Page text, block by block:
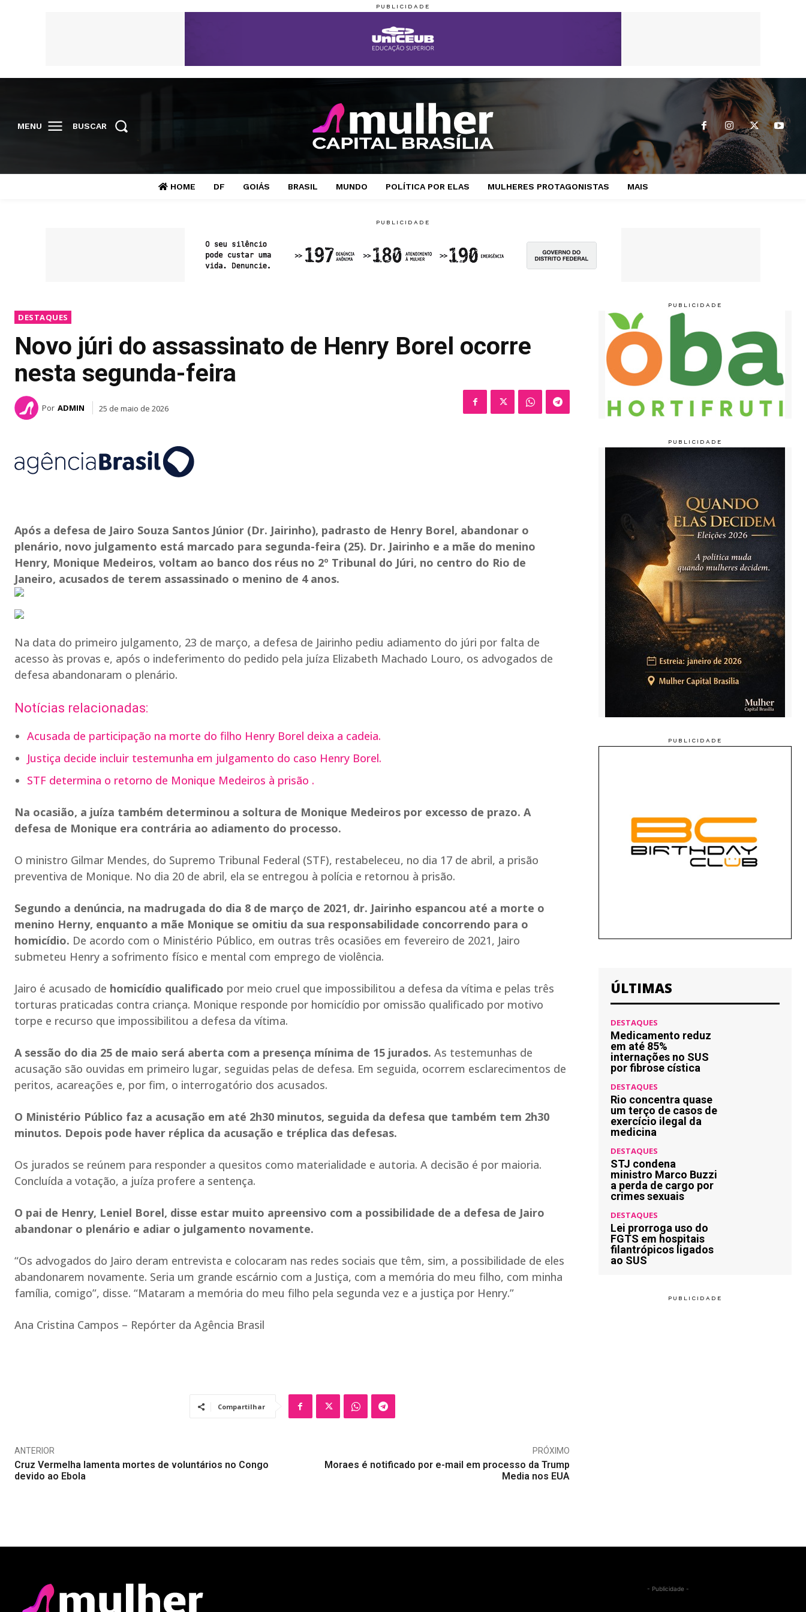
MENU BUSCAR
HOME DF GOIÁS BRASIL MUNDO POLÍTICA POR ELAS MULHERES PROTAGONISTAS MAIS
DESTAQUES
Novo júri do assassinato de Henry Borel ocorre
nesta segunda-feira
Por ADMIN 25 de maio de 2026
Após a defesa de Jairo Souza Santos Júnior (Dr. Jairinho), padrasto de Henry Borel, abandonar o
plenário, novo julgamento está marcado para segunda-feira (25). Dr. Jairinho e a mãe do menino
Henry, Monique Medeiros, voltam ao banco dos réus no 2º Tribunal do Júri, no centro do Rio de
Janeiro, acusados de terem assassinado o menino de 4 anos.
Na data do primeiro julgamento, 23 de março, a defesa de Jairinho pediu adiamento do júri por falta de
acesso às provas e, após o indeferimento do pedido pela juíza Elizabeth Machado Louro, os advogados de
defesa abandonaram o plenário.
Notícias relacionadas:
Acusada de participação na morte do filho Henry Borel deixa a cadeia.
Justiça decide incluir testemunha em julgamento do caso Henry Borel.
STF determina o retorno de Monique Medeiros à prisão .
Na ocasião, a juíza também determinou a soltura de Monique Medeiros por excesso de prazo. A
defesa de Monique era contrária ao adiamento do processo.
O ministro Gilmar Mendes, do Supremo Tribunal Federal (STF), restabeleceu, no dia 17 de abril, a prisão
preventiva de Monique. No dia 20 de abril, ela se entregou à polícia e retornou à prisão.
Segundo a denúncia, na madrugada do dia 8 de março de 2021, dr. Jairinho espancou até a morte o
menino Herny, enquanto a mãe Monique se omitiu da sua responsabilidade concorrendo para o
homicídio. De acordo com o Ministério Público, em outras três ocasiões em fevereiro de 2021, Jairo
submeteu Henry a sofrimento físico e mental com emprego de violência.
Jairo é acusado de homicídio qualificado por meio cruel que impossibilitou a defesa da vítima e pelas três
torturas praticadas contra criança. Monique responde por homicídio por omissão qualificado por motivo
torpe e recurso que impossibilitou a defesa da vítima.
A sessão do dia 25 de maio será aberta com a presença mínima de 15 jurados. As testemunhas de
acusação são ouvidas em primeiro lugar, seguidas pelas de defesa. Em seguida, ocorrem esclarecimentos de
peritos, acareações e, por fim, o interrogatório dos acusados.
O Ministério Público faz a acusação em até 2h30 minutos, seguida da defesa que também tem 2h30
minutos. Depois pode haver réplica da acusação e tréplica das defesas.
Os jurados se reúnem para responder a quesitos como materialidade e autoria. A decisão é por maioria.
Concluída a votação, a juíza profere a sentença.
O pai de Henry, Leniel Borel, disse estar muito apreensivo com a possibilidade de a defesa de Jairo
abandonar o plenário e adiar o julgamento novamente.
“Os advogados do Jairo deram entrevista e colocaram nas redes sociais que têm, sim, a possibilidade de eles
abandonarem novamente. Seria um grande escárnio com a Justiça, com a memória do meu filho, com minha
família, comigo”, disse. “Mataram a memória do meu filho pela segunda vez e a justiça por Henry.”
Ana Cristina Campos – Repórter da Agência Brasil
Compartilhar
ANTERIOR
Cruz Vermelha lamenta mortes de voluntários no Congo
devido ao Ebola
PRÓXIMO
Moraes é notificado por e-mail em processo da Trump
Media nos EUA
ÚLTIMAS
DESTAQUES
Medicamento reduz
em até 85%
internações no SUS
por fibrose cística
DESTAQUES
Rio concentra quase
um terço de casos de
exercício ilegal da
medicina
DESTAQUES
STJ condena
ministro Marco Buzzi
a perda de cargo por
crimes sexuais
DESTAQUES
Lei prorroga uso do
FGTS em hospitais
filantrópicos ligados
ao SUS
- Publicidade -